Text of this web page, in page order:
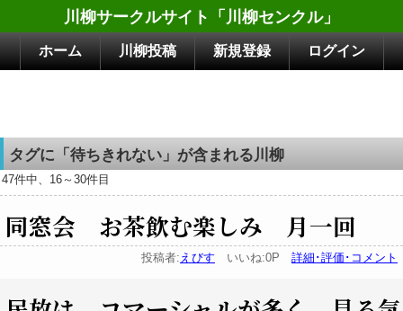
川柳サークルサイト「川柳センクル」
ホーム 川柳投稿 新規登録 ログイン
タグに「待ちきれない」が含まれる川柳
47件中、16～30件目
同窓会 お茶飲む楽しみ 月一回
投稿者: えびす いいね:0P 詳細･評価･コメント